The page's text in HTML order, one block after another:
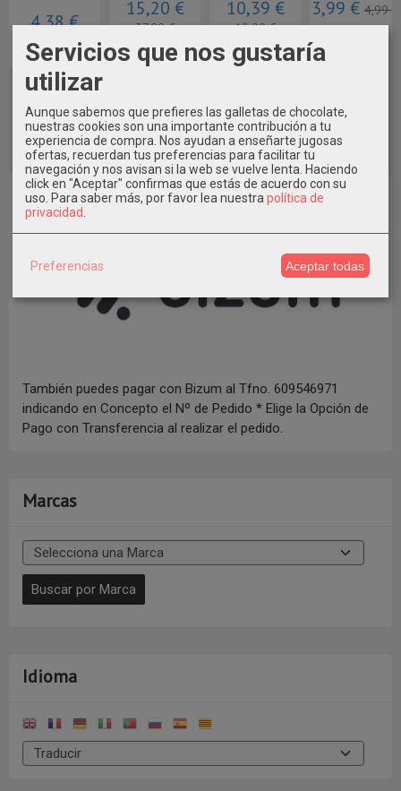
También puedes pagar con Bizum al Tfno. 609546971
indicando en Concepto el Nº de Pedido * Elige la Opción de
Pago con Transferencia al realizar el pedido.
Marcas
Idioma
4,38 €
21,90 €
15,20 €
37,99 €
10,39 €
12,99 €
3,99 € 4,99 €
Servicios que nos gustaría
utilizar
Aunque sabemos que prefieres las galletas de chocolate,
nuestras cookies son una importante contribución a tu
experiencia de compra. Nos ayudan a enseñarte jugosas
ofertas, recuerdan tus preferencias para facilitar tu
navegación y nos avisan si la web se vuelve lenta. Haciendo
click en "Aceptar" confirmas que estás de acuerdo con su
uso. Para saber más, por favor lea nuestra política de
privacidad
Preferencias Aceptar todas